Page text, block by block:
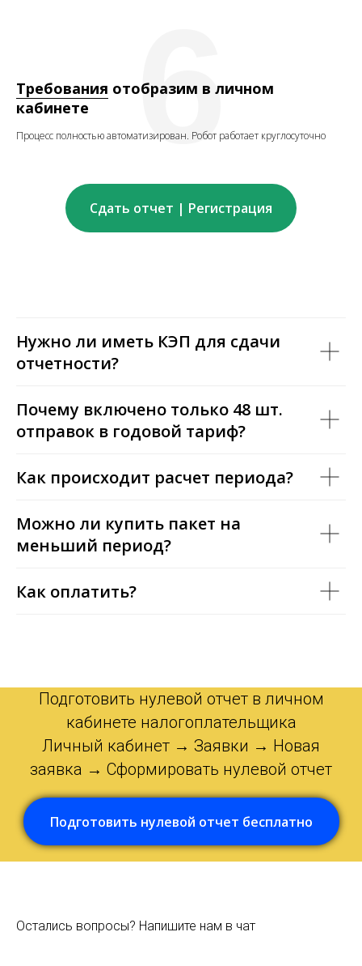
Требования отобразим в личном
кабинете
Процесс полностью автоматизирован. Робот работает круглосуточно
6
Сдать отчет | Регистрация
Нужно ли иметь КЭП для сдачи
отчетности?
Почему включено только 48 шт.
отправок в годовой тариф?
Как происходит расчет периода?
Можно ли купить пакет на
меньший период?
Как оплатить?
Подготовить нулевой отчет в личном
кабинете налогоплательщика
Личный кабинет → Заявки → Новая
заявка → Сформировать нулевой отчет
Подготовить нулевой отчет бесплатно
Остались вопросы? Напишите нам в чат